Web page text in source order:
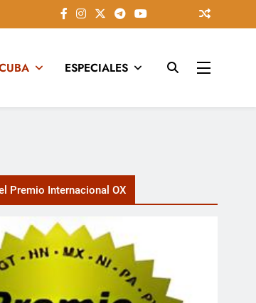
la tradición camagüeyana con la actualidad
ESPECIALES
Premio Internacional OX